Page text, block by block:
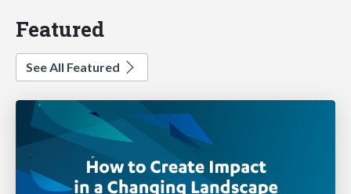
Featured
See All Featured